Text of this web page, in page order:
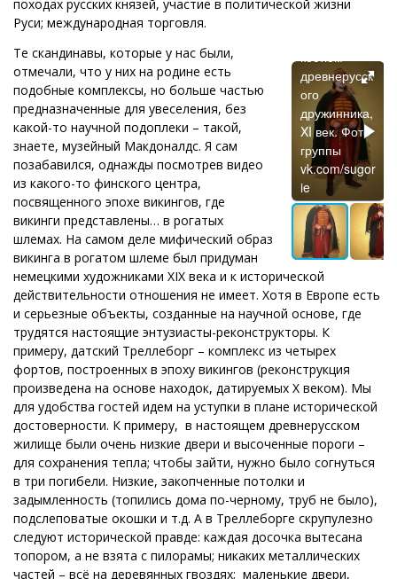
походах русских князей, участие в политической жизни
Руси; международная торговля.
древнерусск
ого
дружинника,
XI век. Фото
группы
vk.com/sugor
ie
Те скандинавы, которые у нас были,
отмечали, что у них на родине есть
подобные комплексы, но больше частью
предназначенные для увеселения, без
какой-то научной подоплеки – такой,
знаете, музейный Макдоналдс. Я сам
позабавился, однажды посмотрев видео
из какого-то финского центра,
посвященного эпохе викингов, где
викинги представлены… в рогатых
шлемах. На самом деле мифический образ
викинга в рогатом шлеме был придуман
немецкими художниками XIX века и к исторической
действительности отношения не имеет. Хотя в Европе есть
и серьезные объекты, созданные на научной основе, где
трудятся настоящие энтузиасты-реконструкторы. К
примеру, датский Треллеборг – комплекс из четырех
фортов, построенных в эпоху викингов (реконструкция
произведена на основе находок, датируемых X веком). Мы
для удобства гостей идем на уступки в плане исторической
достоверности. К примеру, в настоящем древнерусском
жилище были очень низкие двери и высоченные пороги –
для сохранения тепла; чтобы зайти, нужно было согнуться
в три погибели. Низкие, закопченные потолки и
задымленность (топились дома по-черному, труб не было),
подслеповатые окошки и т.д. А в Треллеборге скрупулезно
следуют исторической правде: каждая досочка вытесана
топором, а не взята с пилорамы; никаких металлических
частей – всё на деревянных гвоздях; маленькие двери,